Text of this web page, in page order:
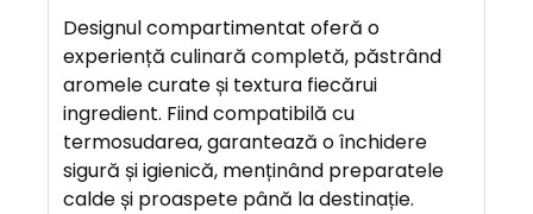
Designul compartimentat oferă o
experiență culinară completă, păstrând
aromele curate și textura fiecărui
ingredient. Fiind compatibilă cu
termosudarea, garantează o închidere
sigură și igienică, menținând preparatele
calde și proaspete până la destinație.